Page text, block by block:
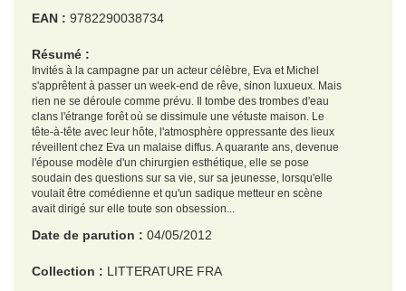
EAN : 9782290038734
Résumé :
Invités à la campagne par un acteur célèbre, Eva et Michel
s'apprêtent à passer un week-end de rêve, sinon luxueux. Mais
rien ne se déroule comme prévu. Il tombe des trombes d'eau
clans l'étrange forêt où se dissimule une vétuste maison. Le
tête-à-tête avec leur hôte, l'atmosphère oppressante des lieux
réveillent chez Eva un malaise diffus. A quarante ans, devenue
l'épouse modèle d'un chirurgien esthétique, elle se pose
soudain des questions sur sa vie, sur sa jeunesse, lorsqu'elle
voulait être comédienne et qu'un sadique metteur en scène
avait dirigé sur elle toute son obsession...
Date de parution : 04/05/2012
Collection : LITTERATURE FRA